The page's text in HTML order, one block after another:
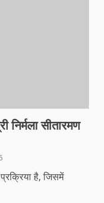
निर्मला सीतारमण
है, जिसमें